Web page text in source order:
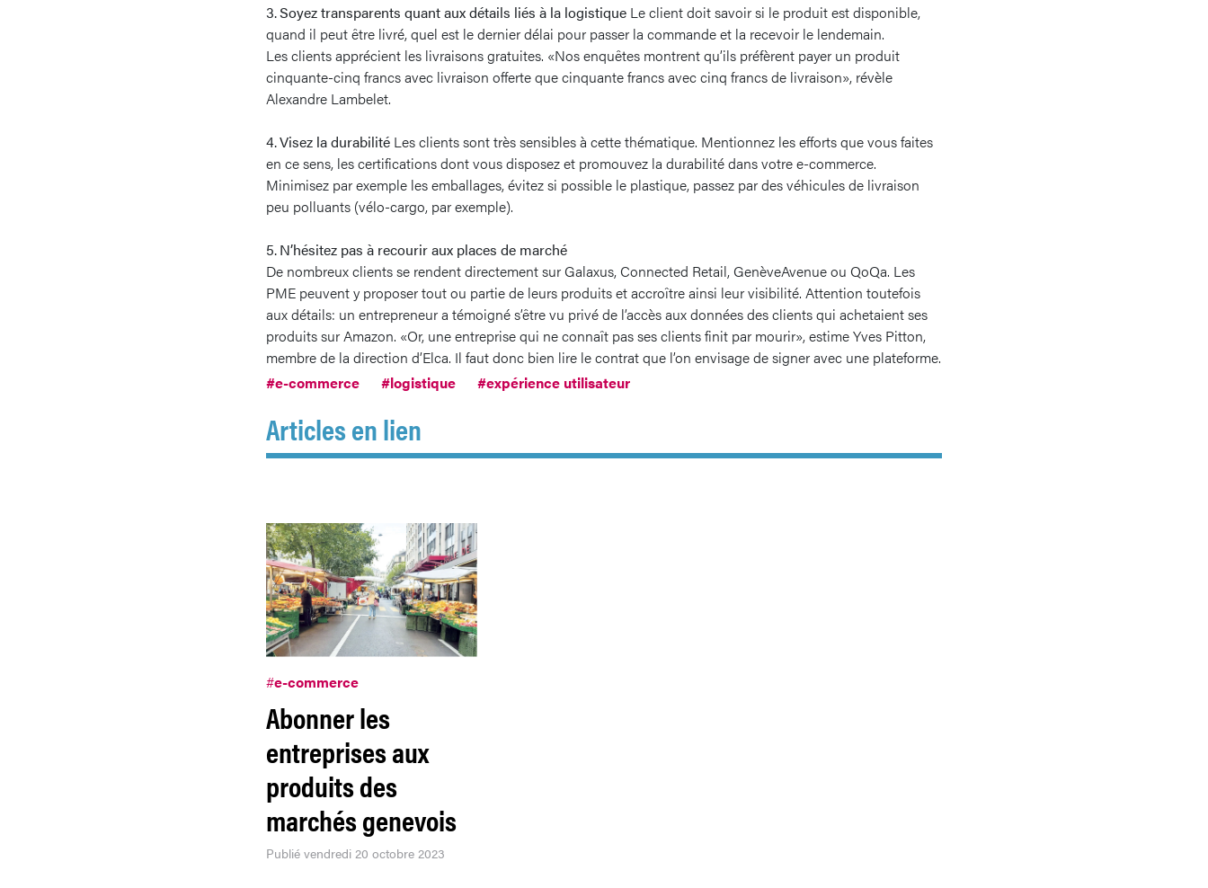
3. Soyez transparents quant aux détails liés à la logistique Le client doit savoir si le produit est disponible,
quand il peut être livré, quel est le dernier délai pour passer la commande et la recevoir le lendemain.
Les clients apprécient les livraisons gratuites. «Nos enquêtes montrent qu’ils préfèrent payer un produit
cinquante-cinq francs avec livraison offerte que cinquante francs avec cinq francs de livraison», révèle
Alexandre Lambelet.
4. Visez la durabilité Les clients sont très sensibles à cette thématique. Mentionnez les efforts que vous faites
en ce sens, les certifications dont vous disposez et promouvez la durabilité dans votre e-commerce.
Minimisez par exemple les emballages, évitez si possible le plastique, passez par des véhicules de livraison
peu polluants (vélo-cargo, par exemple).
5. N’hésitez pas à recourir aux places de marché
De nombreux clients se rendent directement sur Galaxus, Connected Retail, GenèveAvenue ou QoQa. Les
PME peuvent y proposer tout ou partie de leurs produits et accroître ainsi leur visibilité. Attention toutefois
aux détails: un entrepreneur a témoigné s’être vu privé de l’accès aux données des clients qui achetaient ses
produits sur Amazon. «Or, une entreprise qui ne connaît pas ses clients finit par mourir», estime Yves Pitton,
membre de la direction d’Elca. Il faut donc bien lire le contrat que l’on envisage de signer avec une plateforme.
#e-commerce
#logistique #expérience utilisateur
Articles en lien
#e-commerce
Abonner les
entreprises aux
produits des
marchés genevois
Publié vendredi 20 octobre 2023